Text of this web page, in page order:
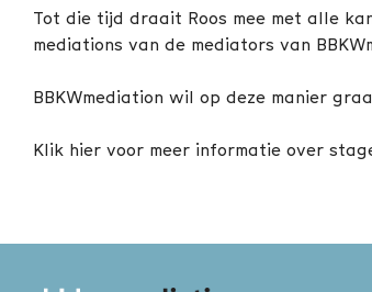
Tot die tijd draait Roos mee met alle
mediations van de mediators van
BBKWmediation wil op deze manier
Klik hier voor meer informatie over